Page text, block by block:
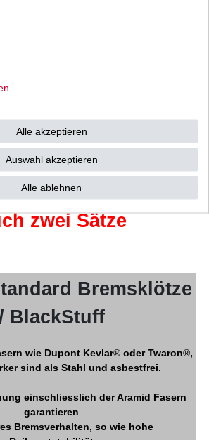
wie hier
Bremsscheibe.
Fahrzeug vorne zwei
haben,
zwei Sätze
Bremsklötze
BlackStuff
wie Dupont Kevlar®oder Twaron®,
sind als Stahl und asbestfrei.
einschliesslich der Aramid Fasern
garantieren
Bremsverhalten, so wie hohe
Alle akzeptieren
Auswahl akzeptieren
Alle ablehnen